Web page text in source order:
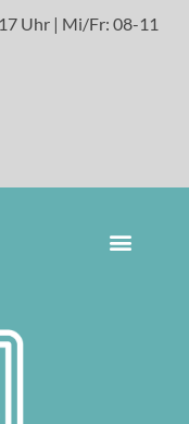
Uhr | Mi/Fr: 08-11